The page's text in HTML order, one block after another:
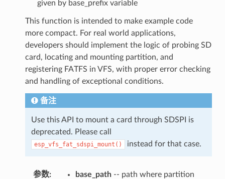
given by base_prefix variable
This function is intended to make example code
more compact. For real world applications,
developers should implement the logic of probing SD
card, locating and mounting partition, and
registering FATFS in VFS, with proper error checking
and handling of exceptional conditions.
备注
Use this API to mount a card through SDSPI is
deprecated. Please call
esp_vfs_fat_sdspi_mount() instead for that case.
参数: base_path-- path where partition